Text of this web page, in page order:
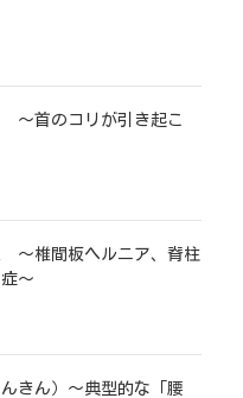
～首のコリが引き起こ
～椎間板ヘルニア、脊柱
～
きん）～典型的な「腰